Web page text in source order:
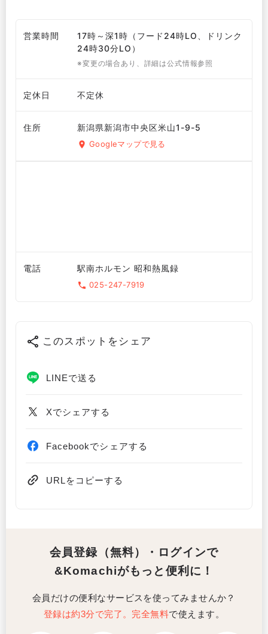
営業時間
17時～深1時（フード24時LO、ドリンク
24時30分LO）
※変更の場合あり、詳細は公式情報参照
定休日 不定休
住所 新潟県新潟市中央区米山1-9-5
Googleマップで見る
電話 駅南ホルモン 昭和熱風録
025-247-7919
このスポットをシェア
LINEで送る
Xでシェアする
Facebookでシェアする
URLをコピーする
会員登録（無料）・ログインで
&Komachiがもっと便利に！
会員だけの便利なサービスを使ってみませんか？
登録は約3分で完了。完全無料で使えます。